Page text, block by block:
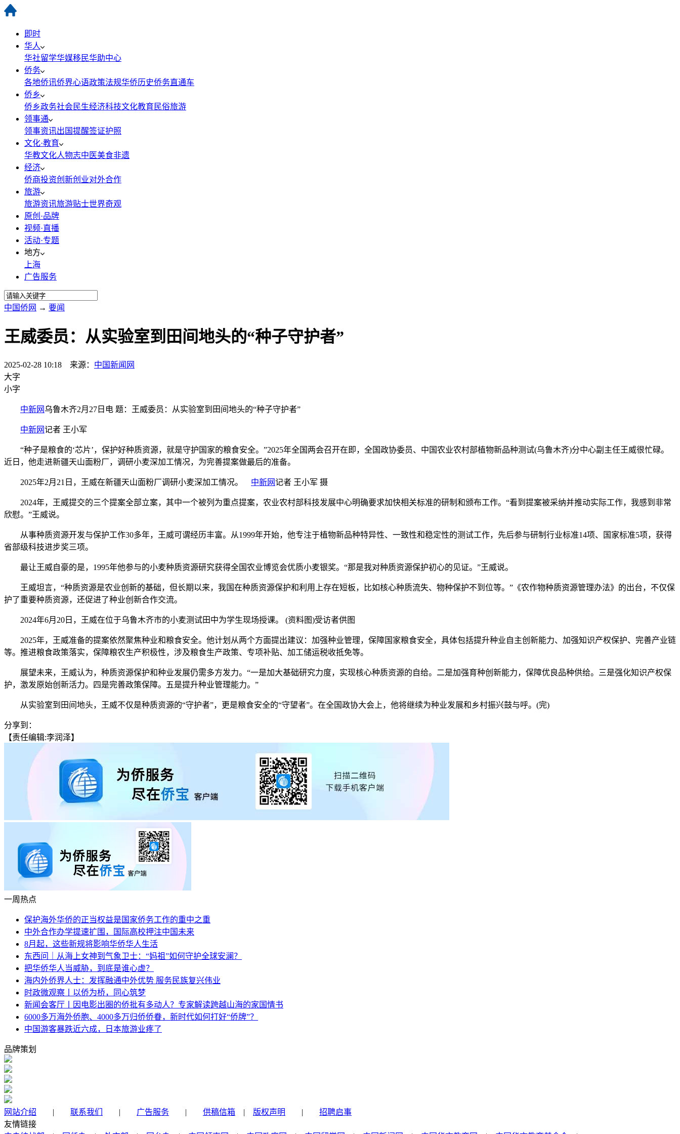
即时
华人
华社留学华媒移民华助中心
侨务
各地侨讯侨界心语政策法规华侨历史侨务直通车
侨乡
侨乡政务社会民生经济科技文化教育 民俗旅游
领事通
领事资讯出国提醒签证护照
文化·教育
华教文化人物志中医美食非遗
经济
侨商投资创新创业对外合作
旅游
旅游资讯旅游贴士世界奇观
原创·品牌
视频·直播
活动·专题
地方
上海
广告服务
中国侨网 → 要闻
王威委员：从实验室到田间地头的“种子守护者”
2025-02-28 10:18 来源： 中国新闻网
大字
小字
中新网 乌鲁木齐2月27日电 题：王威委员：从实验室到田间地头的“种子守护者”
中新网记者 王小军
“种子是粮食的‘芯片’，保护好种质资源，就是守护国家的粮食安全。”2025年全国两会召开在即，全国政协委员、中国农业农村部植物新品种测试(乌鲁木齐)分中心副主任王威很忙碌。
近日，他走进新疆天山面粉厂，调研小麦深加工情况，为完善提案做最后的准备。
2025年2月21日，王威在新疆天山面粉厂调研小麦深加工情况。 中新网记者 王小军 摄
2024年，王威提交的三个提案全部立案，其中一个被列为重点提案，农业农村部科技发展中心明确要求加快相关标准的研制和颁布工作。“看到提案被采纳并推动实际工作，我感到非常
欣慰。”王威说。
从事种质资源开发与保护工作30多年，王威可谓经历丰富。从1999年开始，他专注于植物新品种特异性、一致性和稳定性的测试工作，先后参与研制行业标准14项、国家标准5项，获得
省部级科技进步奖三项。
最让王威自豪的是，1995年他参与的小麦种质资源研究获得全国农业博览会优质小麦银奖。“那是我对种质资源保护初心的见证。”王威说。
王威坦言，“种质资源是农业创新的基础，但长期以来，我国在种质资源保护和利用上存在短板，比如核心种质流失、物种保护不到位等。”《农作物种质资源管理办法》的出台，不仅保
护了重要种质资源，还促进了种业创新合作交流。
2024年6月20日，王威在位于乌鲁木齐市的小麦测试田中为学生现场授课。 (资料图)受访者供图
2025年，王威准备的提案依然聚焦种业和粮食安全。他计划从两个方面提出建议：加强种业管理，保障国家粮食安全，具体包括提升种业自主创新能力、加强知识产权保护、完善产业链
等。推进粮食政策落实，保障粮农生产积极性，涉及粮食生产政策、专项补贴、加工储运税收抵免等。
展望未来，王威认为，种质资源保护和种业发展仍需多方发力。“一是加大基础研究力度，实现核心种质资源的自给。二是加强育种创新能力，保障优良品种供给。三是强化知识产权保
护，激发原始创新活力。四是完善政策保障。五是提升种业管理能力。”
从实验室到田间地头，王威不仅是种质资源的“守护者”，更是粮食安全的“守望者”。在全国政协大会上，他将继续为种业发展和乡村振兴鼓与呼。(完)
分享到：
【责任编辑:李润泽】
一周热点
保护海外华侨的正当权益是国家侨务工作的重中之重
中外合作办学提速扩围，国际高校押注中国未来
8月起，这些新规将影响华侨华人生活
东西问｜从海上女神到气象卫士：“妈祖”如何守护全球安澜？
把华侨华人当威胁，到底是谁心虚？
海内外侨界人士：发挥融通中外优势 服务民族复兴伟业
时政微观察丨以侨为桥，同心筑梦
新闻会客厅丨因电影出圈的侨批有多动人？专家解读跨越山海的家国情书
6000多万海外侨胞、4000多万归侨侨眷，新时代如何打好“侨牌”？
中国游客暴跌近六成，日本旅游业疼了
品牌策划
网站介绍 | 联系我们 | 广告服务 | 供稿信箱 | 版权声明 | 招聘启事
友情链接